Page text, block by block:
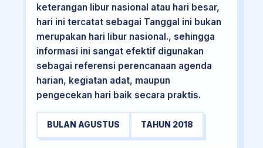
keterangan libur nasional atau hari besar,
hari ini tercatat sebagai Tanggal ini bukan
merupakan hari libur nasional., sehingga
informasi ini sangat efektif digunakan
sebagai referensi perencanaan agenda
harian, kegiatan adat, maupun
pengecekan hari baik secara praktis.
BULAN AGUSTUS TAHUN 2018